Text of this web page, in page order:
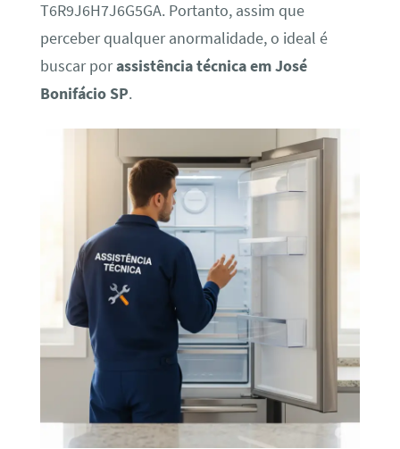
T6R9J6H7J6G5GA. Portanto, assim que
perceber qualquer anormalidade, o ideal é
buscar porassistência técnica em José
Bonifácio SP.